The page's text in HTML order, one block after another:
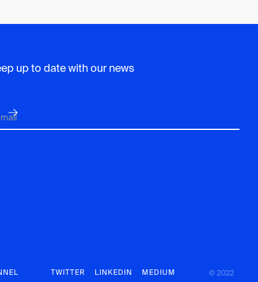
up to date with our news
TWITTER LINKEDIN MEDIUM © 2022